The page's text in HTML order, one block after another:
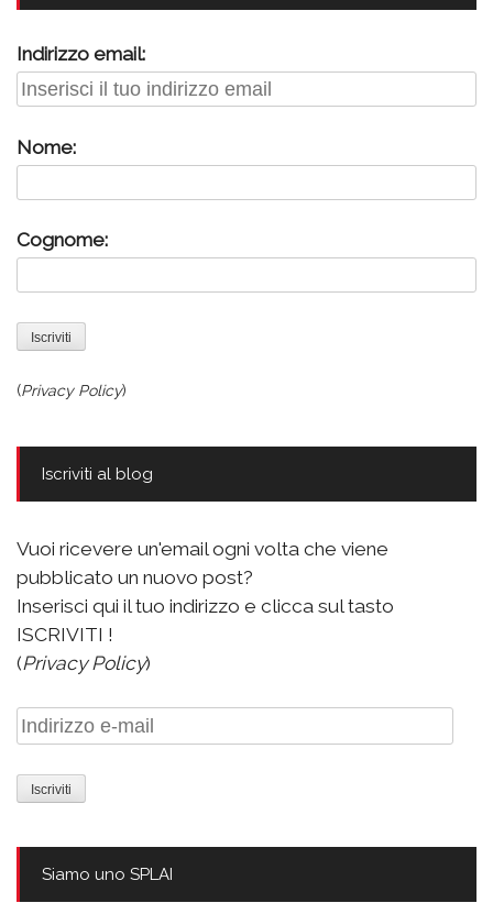
Indirizzo email:
Nome:
Cognome:
(Privacy Policy)
Iscriviti al blog
Vuoi ricevere un'email ogni volta che viene
pubblicato un nuovo post?
Inserisci qui il tuo indirizzo e clicca sul tasto
ISCRIVITI !
(Privacy Policy)
Indirizzo
e-
mail
Siamo uno SPLAI